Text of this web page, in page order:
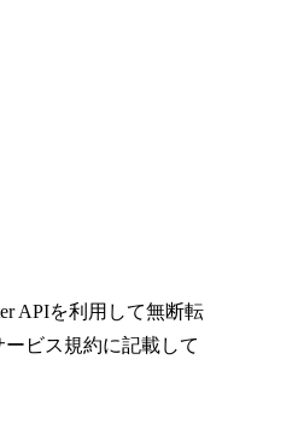
APIを利用して無断転
ビス規約に記載して